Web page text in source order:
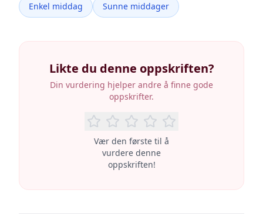
Enkel middag
Sunne middager
Likte du denne oppskriften?
Din vurdering hjelper andre å finne gode
oppskrifter.
Vær den første til å
vurdere denne
oppskriften!